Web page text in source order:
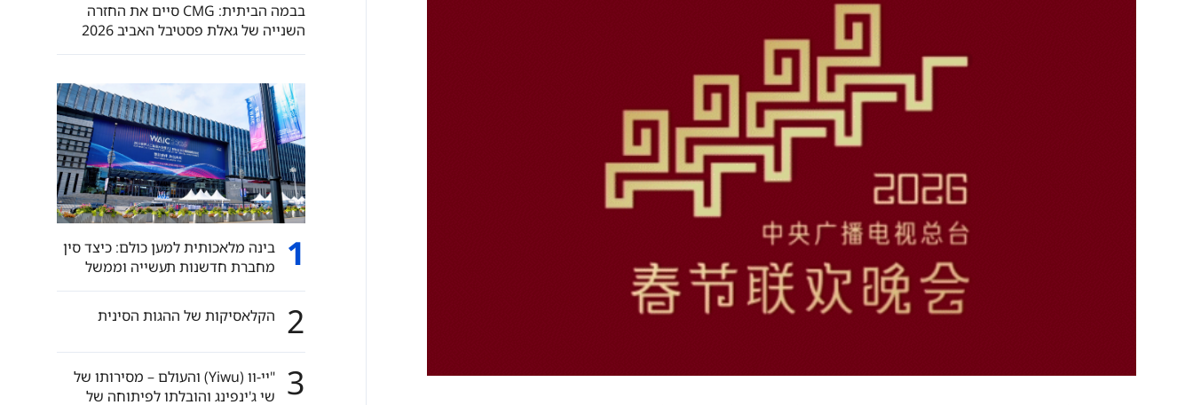
בבמה הביתית: CMG סיים את החזרה
השנייה של גאלת פסטיבל האביב 2026
1
בינה מלאכותית למען כולם: כיצד סין
מחברת חדשנות תעשייה וממשל
עולמי
2 הקלאסיקות של ההגות הסינית
3
"יי-וו (Yiwu) והעולם – מסירותו של
שי ג'ינפינג והובלתו לפיתוחה של